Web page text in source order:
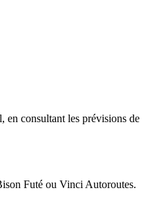
en consultant les prévisions de
Futé ou Vinci Autoroutes.